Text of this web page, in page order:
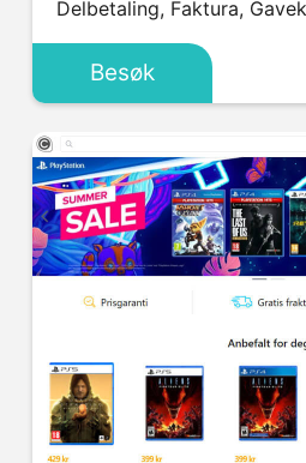
Delbetaling, Faktura,
Besøk